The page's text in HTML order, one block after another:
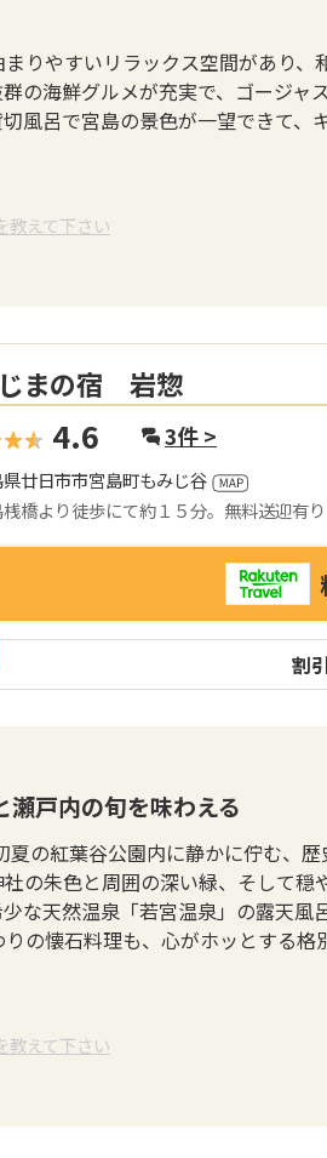
まりやすいリラックス空間があり
の海鮮グルメが充実で、ゴージ
風呂で宮島の景色が一望できて
教えて下さい
まの宿 岩惣
4.6 3件 >
廿日市市宮島町もみじ谷
橋より徒歩にて約１５分。無料送迎有り
割
戸内の旬を味わえる
の紅葉谷公園内に静かに佇む、
の朱色と周囲の深い緑、そして
な天然温泉「若宮温泉」の露天
の懐石料理も、心がホッとする
教えて下さい